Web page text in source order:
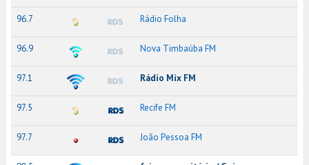
96.7 Rádio Folha
96.9 Nova Timbaúba FM
97.1 Rádio Mix FM
97.5 Recife FM
97.7 João Pessoa FM